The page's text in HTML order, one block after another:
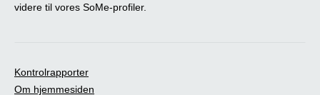
videre til vores SoMe-profiler.
Kontrolrapporter
Om hjemmesiden